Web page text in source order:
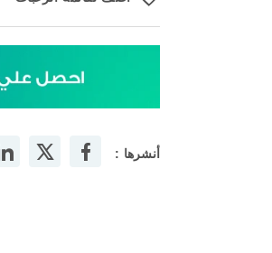
أنشرها :